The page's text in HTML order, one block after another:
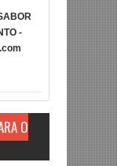
-
O